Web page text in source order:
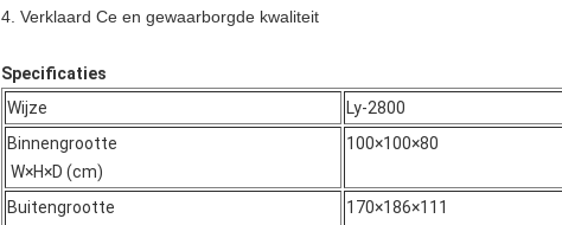
4. Verklaard Ce en gewaarborgde kwaliteit
Specificaties
Wijze
Ly-2800
Binnengrootte
W×H×D (cm)
100×100×80
Buitengrootte
170×186×111